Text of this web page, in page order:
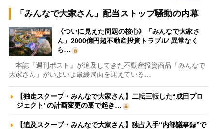
「みんなで大家さん」配当ストップ騒動の内幕
《ついに見えた問題の核心》「みんなで大家さ
ん」2000億円超不動産投資トラブル“異常なく
ら…
本誌『週刊ポスト』が追及してきた不動産投資商品「みんなで
大家さん」がいよいよ最終局面を迎えている…
【独走スクープ・みんなで大家さん】二転三転した“成田プロ
ジェクト”の計画変更の裏で起き…
【追及スクープ・みんなで大家さん】独占入手“内部議事録”で